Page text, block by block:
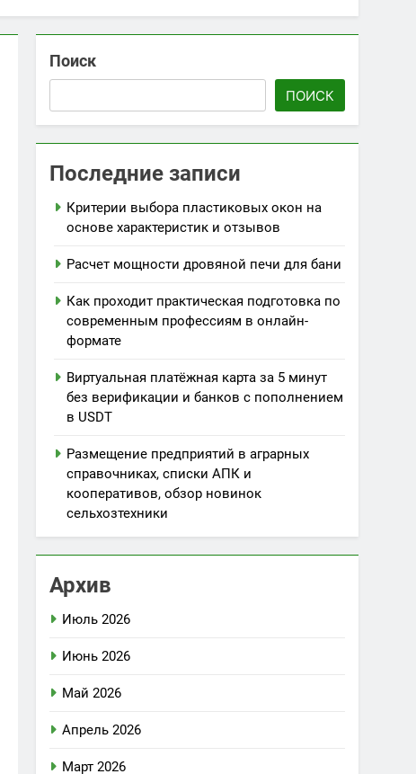
Поиск
ПОИСК
Последние записи
Критерии выбора пластиковых окон на
основе характеристик и отзывов
Расчет мощности дровяной печи для бани
Как проходит практическая подготовка по
современным профессиям в онлайн-
формате
Виртуальная платёжная карта за 5 минут
без верификации и банков с пополнением
в USDT
Размещение предприятий в аграрных
справочниках, списки АПК и
кооперативов, обзор новинок
сельхозтехники
Архив
Июль 2026
Июнь 2026
Май 2026
Апрель 2026
Март 2026